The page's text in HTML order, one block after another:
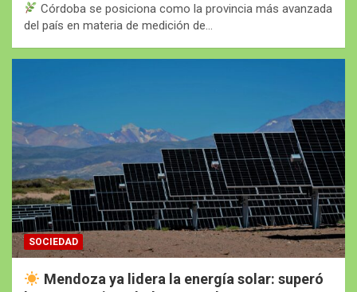
Córdoba se posiciona como la provincia más avanzada
del país en materia de medición de…
SOCIEDAD
Mendoza ya lidera la energía solar: superó